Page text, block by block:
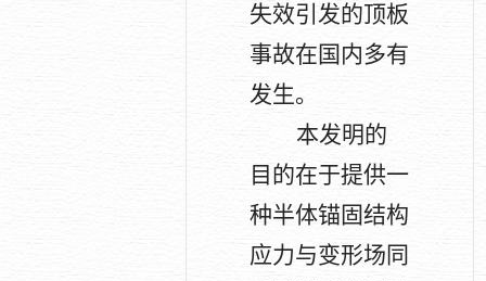
失效引发的顶板
事故在国内多有
发生。
本发明的
目的在于提供一
种半体锚固结构
应力与变形场同